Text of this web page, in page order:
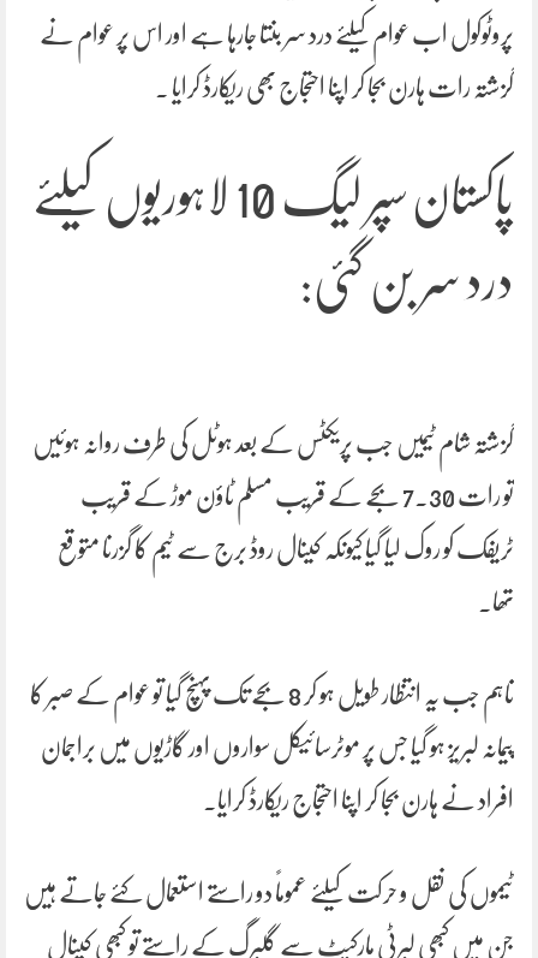
پروٹوکول اب عوام کیلئے درد سر بنتا جارہا ہے اور اس پر عوام نے
گزشتہ رات ہارن بجا کر اپنا احتجاج بھی ریکارڈ کرایا ۔
پاکستان سپر لیگ 10 لاہوریوں کیلئے
درد سر بن گئی:
گزشتہ شام ٹیمیں جب پریکٹس کے بعد ہوٹل کی طرف روانہ ہوئیں
تو رات 30۔7 بجے کے قریب مسلم ٹاؤن موڑ کے قریب
ٹریفک کو روک لیا گیا کیونکہ کینال روڈ برج سے ٹیم کا گزرنا متوقع
تھا۔
تاہم جب یہ انتظار طویل ہو کر 8 بجے تک پہنچ گیا تو عوام کے صبر کا
پیمانہ لبریز ہو گیا جس پر موٹرسائیکل سواروں اور گاڑیوں میں براجمان
افراد نے ہارن بجا کر اپنا احتجاج ریکارڈ کرایا۔
ٹیموں کی نقل و حرکت کیلئے عموماً دو راستے استعمال کئے جاتے ہیں
جن میں کبھی لبرٹی مارکیٹ سے گلبرگ کے راستے تو کبھی کینال